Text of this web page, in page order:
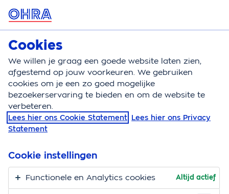
MENU
Kattenverzekering
Kattenverzekering Vergoedingen Radiotherapie
Radiotherapie voor je
kat
hard aan. Gelukkig kan de dierenarts verschillende
behandelingen inzetten bij deze ziekte. Radiotherapie
is er daar een van. We vertellen je wat radiotherapie
Cookies
We willen je graag een goede website laten zien,
afgestemd op jouw voorkeuren. We gebruiken
cookies om je een zo goed mogelijke
bezoekerservaring te bieden en om de website te
verbeteren.
Lees hier ons Cookie Statement Lees hier ons Privacy
Statement
Cookie instellingen
Functionele en Analytics cookies Altijd actief